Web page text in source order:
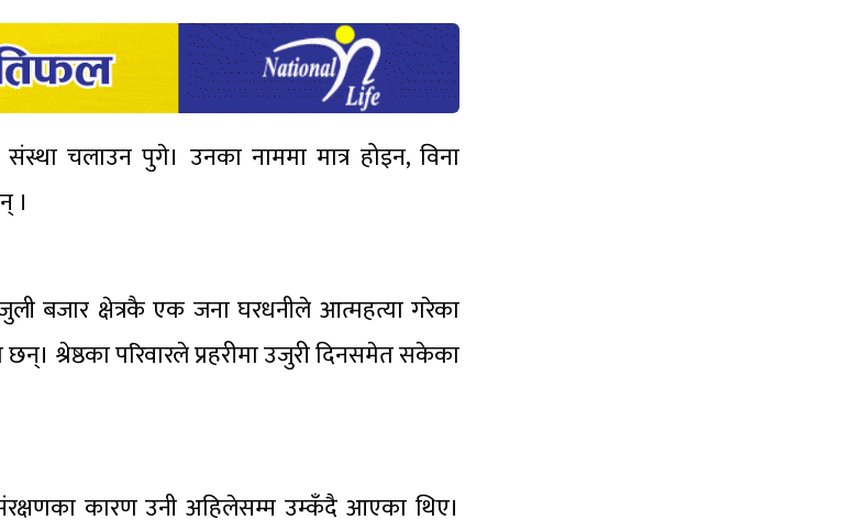
चलाउन पुगे। उनका नाममा मात्र होइन, विना
।
बजार क्षेत्रकै एक जना घरधनीले आत्महत्या गरेका
श्रेष्ठका परिवारले प्रहरीमा उजुरी दिनसमेत सकेका
कारण उनी अहिलेसम्म उम्कँदै आएका थिए।